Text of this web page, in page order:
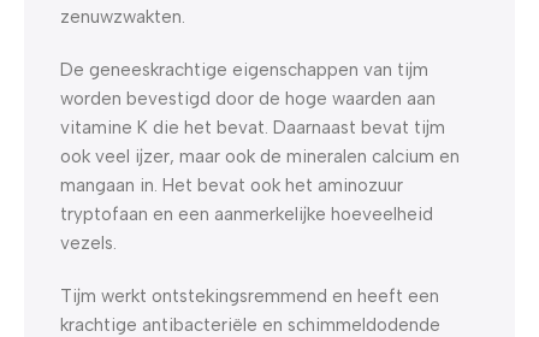
zenuwzwakten.
De geneeskrachtige eigenschappen van tijm
worden bevestigd door de hoge waarden aan
vitamine K die het bevat. Daarnaast bevat tijm
ook veel ijzer, maar ook de mineralen calcium en
mangaan in. Het bevat ook het aminozuur
tryptofaan en een aanmerkelijke hoeveelheid
vezels.
Tijm werkt ontstekingsremmend en heeft een
krachtige antibacteriële en schimmeldodende